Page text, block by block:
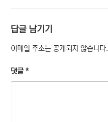
답글 남기기
이메일 주소는 공개되지 않습니다.
댓글*